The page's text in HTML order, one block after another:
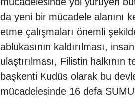
da yeni bir mücadele alanını
etme çalışmaları önemli
ablukasının kaldırılması,
ulaştırılması, Filistin
başkenti Kudüs olarak bu
mücadelesinde 16 defa